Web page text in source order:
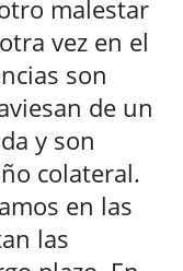
malestar
vez en el
son
de un
y son
colateral.
en las
las